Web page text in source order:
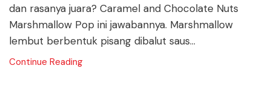
dan rasanya juara? Caramel and Chocolate Nuts
Marshmallow Pop ini jawabannya. Marshmallow
lembut berbentuk pisang dibalut saus...
Continue Reading